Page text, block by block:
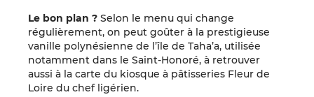
Le bon plan ? Selon le menu qui change
régulièrement, on peut goûter à la prestigieuse
vanille polynésienne de l’île de Taha’a, utilisée
notamment dans le Saint-Honoré, à retrouver
aussi à la carte du kiosque à pâtisseries Fleur de
Loire du chef ligérien.